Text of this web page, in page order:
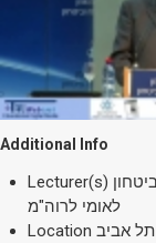
Additional Info
Lecturer(s)
לאומי לרוה"מ
Location תל אביב